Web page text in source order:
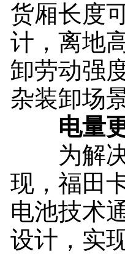
货厢长度
计，离地
卸劳动强
杂装卸场
电量
为解决
现，福田
电池技术
设计，实